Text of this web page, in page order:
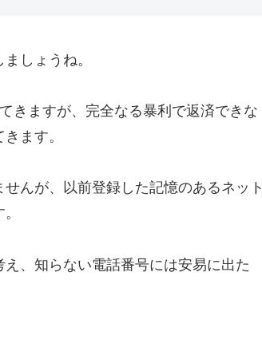
しょうね。
きますが、完全なる暴利で返済できな
ます。
んが、以前登録した記憶のあるネット
、知らない電話番号には安易に出た